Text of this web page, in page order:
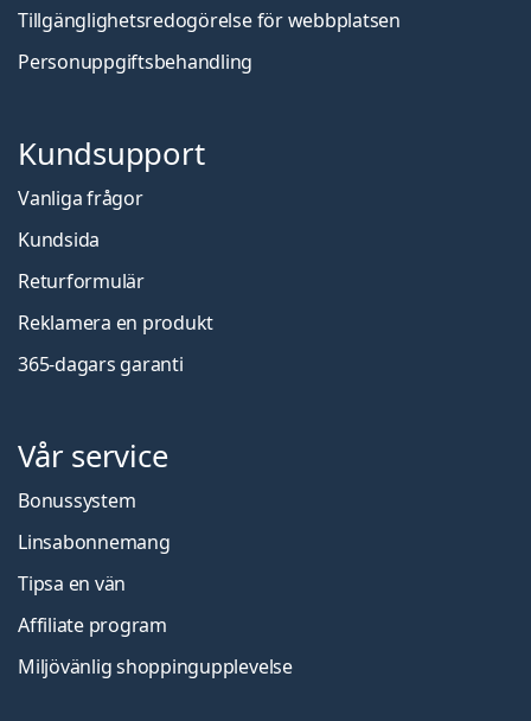
Tillgänglighetsredogörelse för webbplatsen
Personuppgiftsbehandling
Kundsupport
Vanliga frågor
Kundsida
Returformulär
Reklamera en produkt
365-dagars garanti
Vår service
Bonussystem
Linsabonnemang
Tipsa en vän
Affiliate program
Miljövänlig shoppingupplevelse